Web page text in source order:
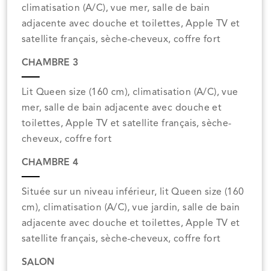
climatisation (A/C), vue mer, salle de bain
adjacente avec douche et toilettes, Apple TV et
satellite français, sèche-cheveux, coffre fort
CHAMBRE 3
Lit Queen size (160 cm), climatisation (A/C), vue
mer, salle de bain adjacente avec douche et
toilettes, Apple TV et satellite français, sèche-
cheveux, coffre fort
CHAMBRE 4
Située sur un niveau inférieur, lit Queen size (160
cm), climatisation (A/C), vue jardin, salle de bain
adjacente avec douche et toilettes, Apple TV et
satellite français, sèche-cheveux, coffre fort
SALON